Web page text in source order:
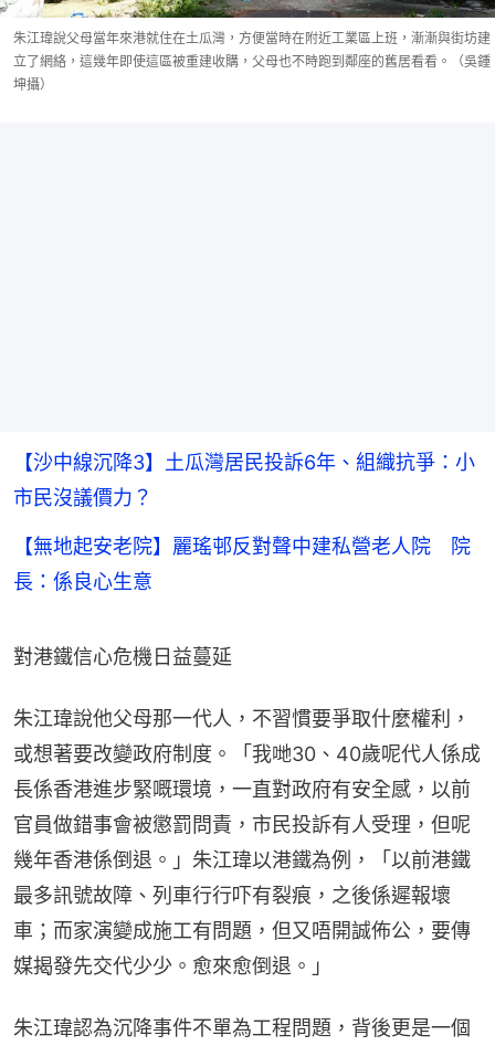
朱江瑋說父母當年來港就住在土瓜灣，方便當時在附近工業區上班，漸漸與街坊建
立了網絡，這幾年即使這區被重建收購，父母也不時跑到鄰座的舊居看看。（吳鍾
坤攝）
【沙中線沉降3】土瓜灣居民投訴6年、組織抗爭：小
市民沒議價力？
【無地起安老院】麗瑤邨反對聲中建私營老人院 院
長：係良心生意
對港鐵信心危機日益蔓延
朱江瑋說他父母那一代人，不習慣要爭取什麼權利，
或想著要改變政府制度。「我哋30、40歲呢代人係成
長係香港進步緊嘅環境，一直對政府有安全感，以前
官員做錯事會被懲罰問責，市民投訴有人受理，但呢
幾年香港係倒退。」朱江瑋以港鐵為例，「以前港鐵
最多訊號故障、列車行行吓有裂痕，之後係遲報壞
車；而家演變成施工有問題，但又唔開誠佈公，要傳
媒揭發先交代少少。愈來愈倒退。」
朱江瑋認為沉降事件不單為工程問題，背後更是一個